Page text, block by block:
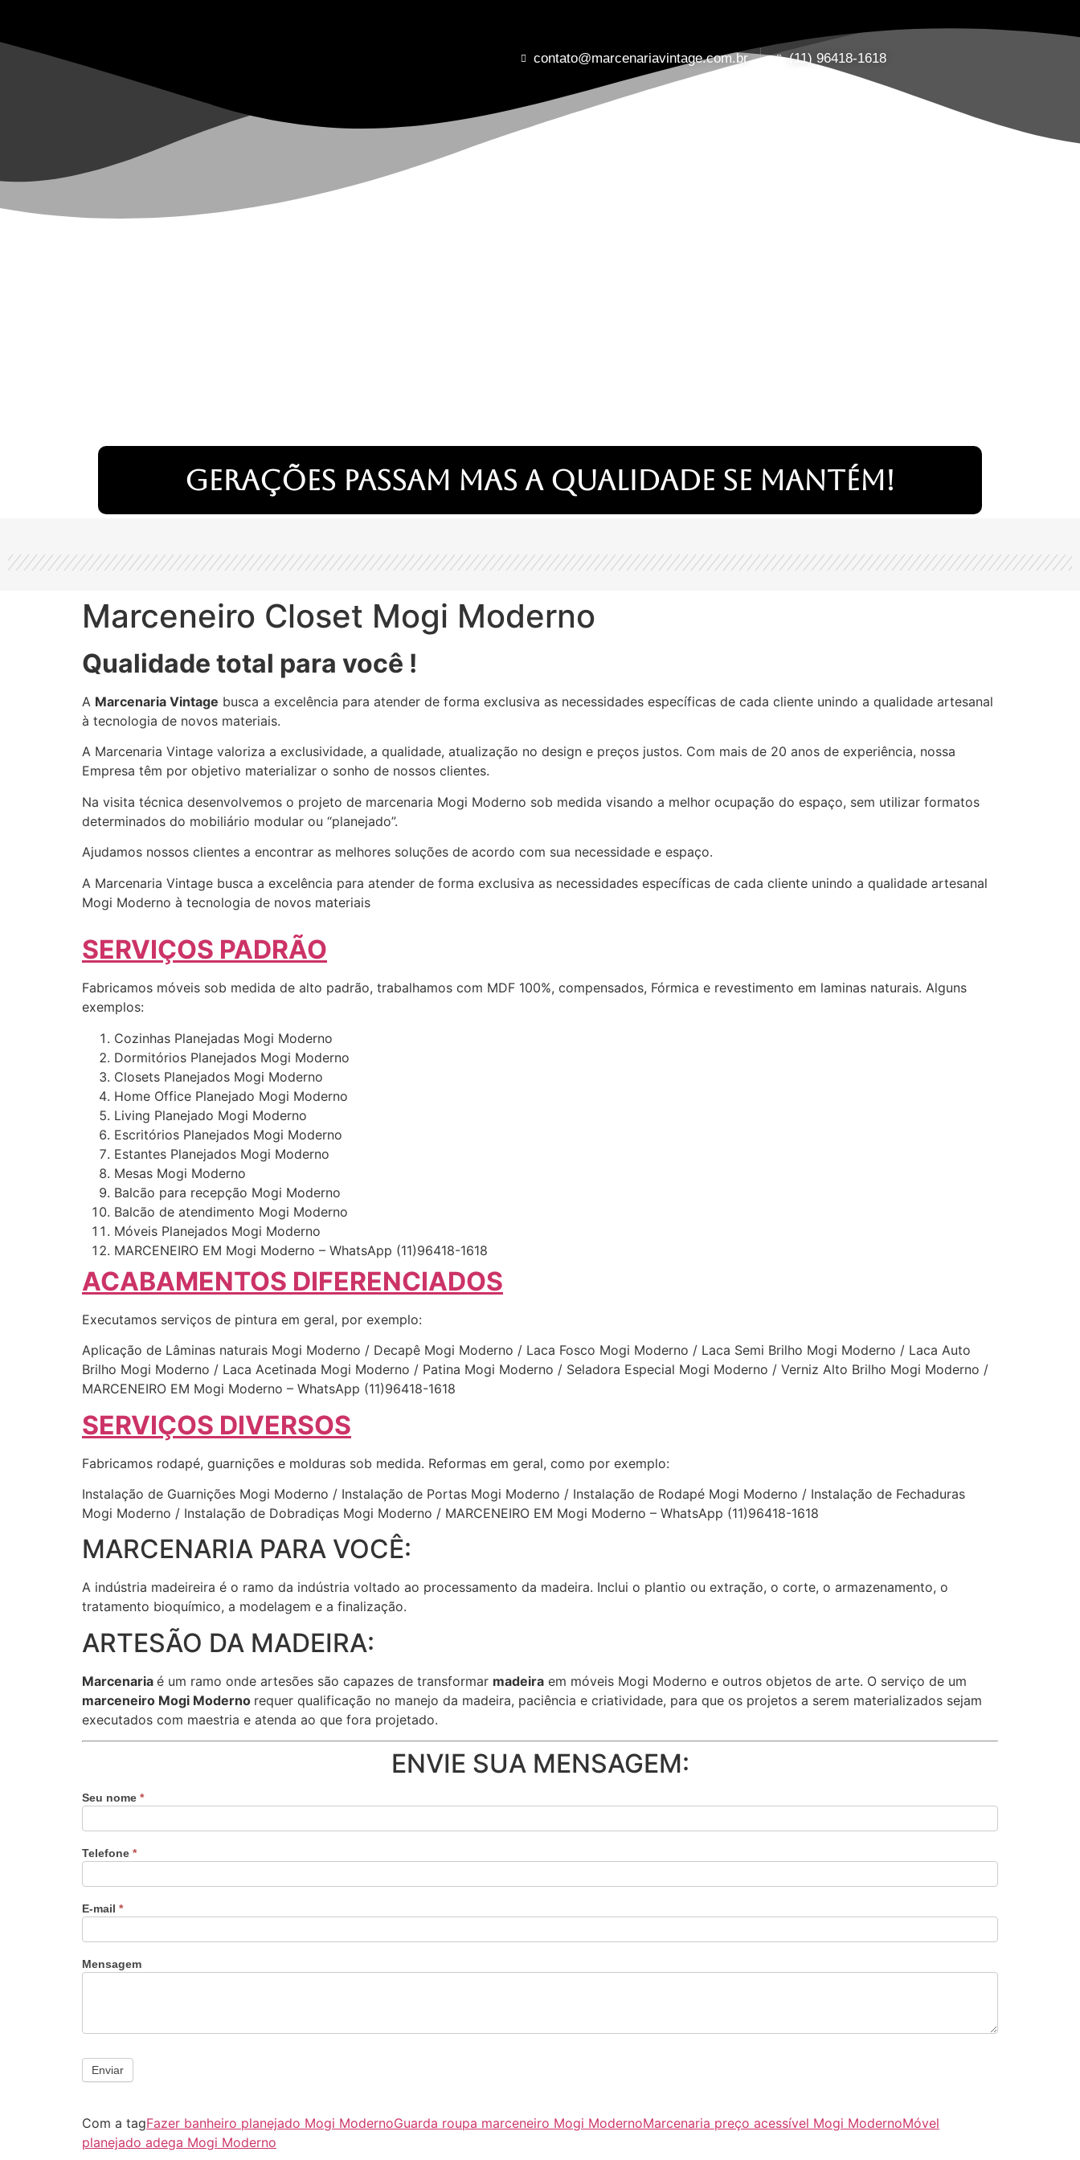
contato@marcenariavintage.com.br (11) 96418-1618
Gerações passam mas a qualidade se mantém!
Marceneiro Closet Mogi Moderno
Qualidade total para você !
A Marcenaria Vintage busca a excelência para atender de forma exclusiva as necessidades específicas de cada cliente unindo a qualidade artesanal
à tecnologia de novos materiais.
A Marcenaria Vintage valoriza a exclusividade, a qualidade, atualização no design e preços justos. Com mais de 20 anos de experiência, nossa
Empresa têm por objetivo materializar o sonho de nossos clientes.
Na visita técnica desenvolvemos o projeto de marcenaria Mogi Moderno sob medida visando a melhor ocupação do espaço, sem utilizar formatos
determinados do mobiliário modular ou “planejado”.
Ajudamos nossos clientes a encontrar as melhores soluções de acordo com sua necessidade e espaço.
A Marcenaria Vintage busca a excelência para atender de forma exclusiva as necessidades específicas de cada cliente unindo a qualidade artesanal
Mogi Moderno à tecnologia de novos materiais
SERVIÇOS PADRÃO
Fabricamos móveis sob medida de alto padrão, trabalhamos com MDF 100%, compensados, Fórmica e revestimento em laminas naturais. Alguns
exemplos:
Cozinhas Planejadas Mogi Moderno
Dormitórios Planejados Mogi Moderno
Closets Planejados Mogi Moderno
Home Office Planejado Mogi Moderno
Living Planejado Mogi Moderno
Escritórios Planejados Mogi Moderno
Estantes Planejados Mogi Moderno
Mesas Mogi Moderno
Balcão para recepção Mogi Moderno
Balcão de atendimento Mogi Moderno
Móveis Planejados Mogi Moderno
MARCENEIRO EM Mogi Moderno – WhatsApp (11)96418-1618
ACABAMENTOS DIFERENCIADOS
Executamos serviços de pintura em geral, por exemplo:
Aplicação de Lâminas naturais Mogi Moderno / Decapê Mogi Moderno / Laca Fosco Mogi Moderno / Laca Semi Brilho Mogi Moderno / Laca Auto
Brilho Mogi Moderno / Laca Acetinada Mogi Moderno / Patina Mogi Moderno / Seladora Especial Mogi Moderno / Verniz Alto Brilho Mogi Moderno /
MARCENEIRO EM Mogi Moderno – WhatsApp (11)96418-1618
SERVIÇOS DIVERSOS
Fabricamos rodapé, guarnições e molduras sob medida. Reformas em geral, como por exemplo:
Instalação de Guarnições Mogi Moderno / Instalação de Portas Mogi Moderno / Instalação de Rodapé Mogi Moderno / Instalação de Fechaduras
Mogi Moderno / Instalação de Dobradiças Mogi Moderno / MARCENEIRO EM Mogi Moderno – WhatsApp (11)96418-1618
MARCENARIA PARA VOCÊ:
A indústria madeireira é o ramo da indústria voltado ao processamento da madeira. Inclui o plantio ou extração, o corte, o armazenamento, o
tratamento bioquímico, a modelagem e a finalização.
ARTESÃO DA MADEIRA:
Marcenaria é um ramo onde artesões são capazes de transformar madeira em móveis Mogi Moderno e outros objetos de arte. O serviço de um
marceneiro Mogi Moderno requer qualificação no manejo da madeira, paciência e criatividade, para que os projetos a serem materializados sejam
executados com maestria e atenda ao que fora projetado.
ENVIE SUA MENSAGEM:
Seu nome *
Telefone *
E-mail *
Mensagem
Enviar
Com a tagFazer banheiro planejado Mogi ModernoGuarda roupa marceneiro Mogi ModernoMarcenaria preço acessível Mogi ModernoMóvel
planejado adega Mogi Moderno